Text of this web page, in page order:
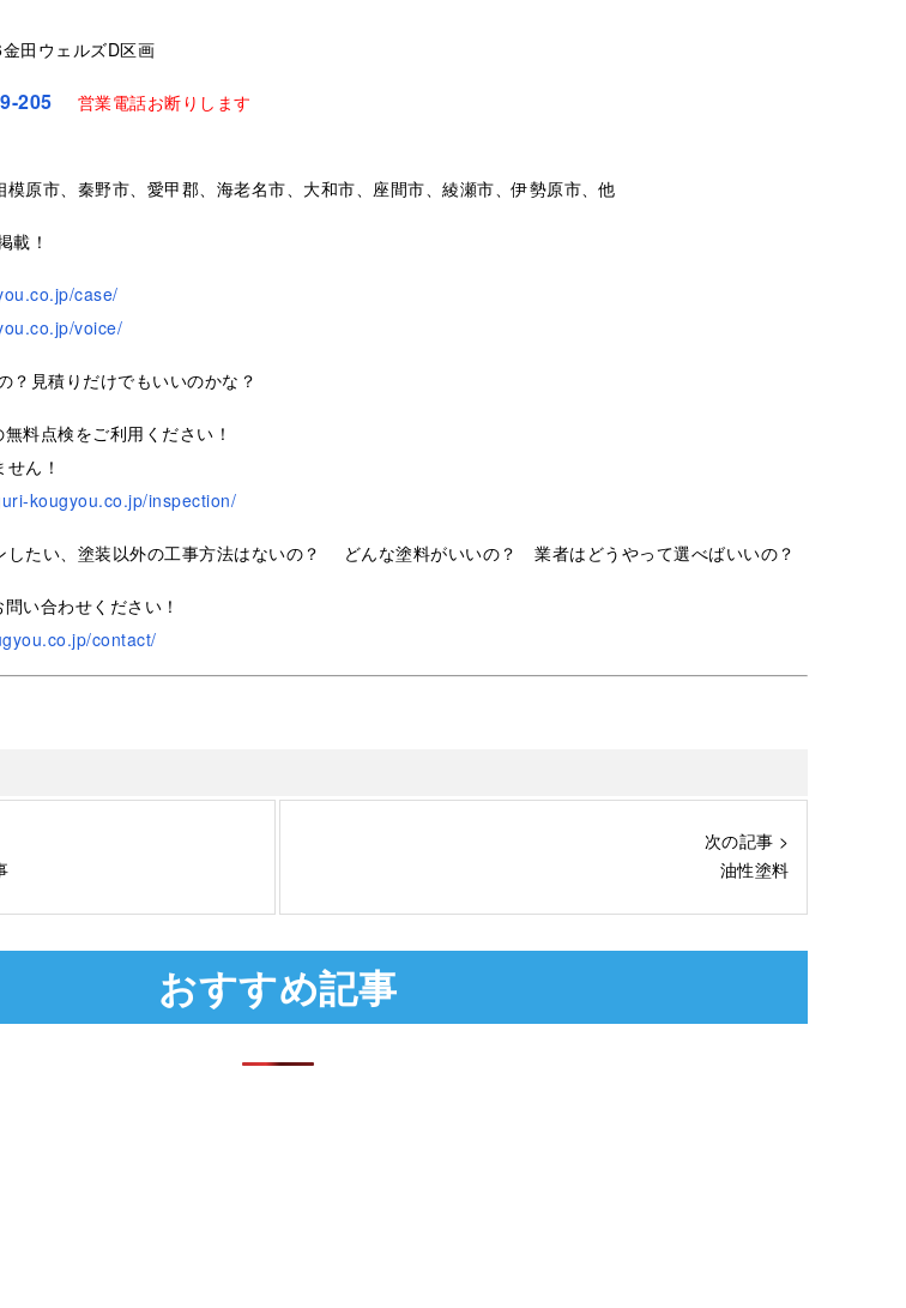
田ウェルズD区画
205
営業電話お断りします
原市、秦野市、愛甲郡、海老名市、大和市、座間市、綾瀬市、伊勢原市、他
載！
case/
voice/
見積りだけでもいいのかな？
料点検をご利用ください！
ん！
kougyou.co.jp/inspection/
たい、塗装以外の工事方法はないの？ どんな塗料がいいの？ 業者はどうやって選べばいいの？
い合わせください！
contact/
次の記事 >
油性塗料
おすすめ記事